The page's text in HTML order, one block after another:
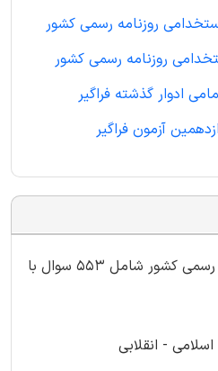
روزنامه رسمی کشور
روزنامه رسمی کشور
ادوار گذشته فراگیر
آزمون فراگیر
کشور شامل 553
سوال با
- انقلابی